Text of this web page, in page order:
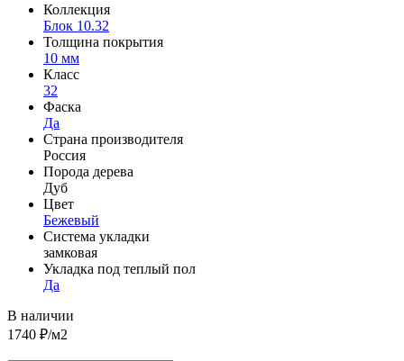
Коллекция
Блок 10.32
Толщина покрытия
10 мм
Класс
32
Фаска
Да
Страна производителя
Россия
Порода дерева
Дуб
Цвет
Бежевый
Система укладки
замковая
Укладка под теплый пол
Да
В наличии
1740 ₽/м2